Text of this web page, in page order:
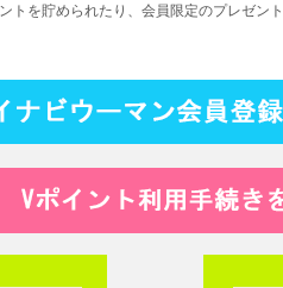
を貯められたり、会員限定のプレゼン